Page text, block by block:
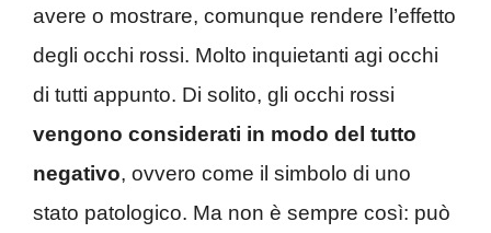
avere o mostrare, comunque rendere l’effetto
degli occhi rossi. Molto inquietanti agi occhi
di tutti appunto. Di solito, gli occhi rossi
vengono considerati in modo del tutto
negativo, ovvero come il simbolo di uno
stato patologico. Ma non è sempre così: può